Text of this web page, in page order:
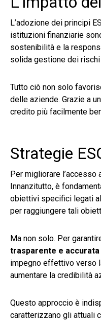
L’adozione dei principi
istituzioni finanziarie
sostenibilità e la
solida gestione dei
Tutto ciò non solo
delle aziende. Grazie a
credito più facilmente
Strategie
Per migliorare
Innanzitutto, è
obiettivi specifici legati
per raggiungere tali
Ma non solo. Per
trasparente e accurata
impegno effettivo verso
aumentare la credibilità
Questo approccio è
caratterizzano gli attuali